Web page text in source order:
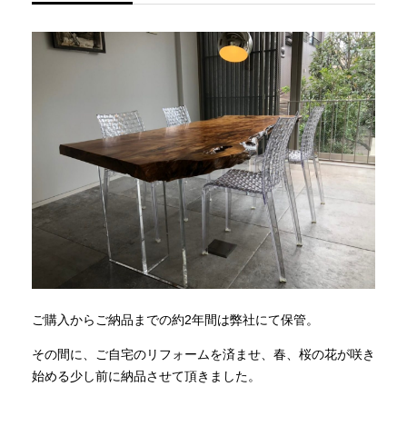
ご購入からご納品までの約2年間は弊社にて保管。
その間に、ご自宅のリフォームを済ませ、春、桜の花が咲き
始める少し前に納品させて頂きました。